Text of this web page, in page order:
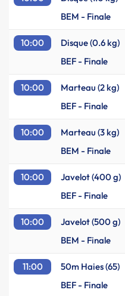
BEM - Finale
10:00 Disque (0.6 kg)
BEF - Finale
10:00 Marteau (2 kg)
BEF - Finale
10:00 Marteau (3 kg)
BEM - Finale
10:00 Javelot (400 g)
BEF - Finale
10:00 Javelot (500 g)
BEM - Finale
11:00 50m Haies (65)
BEF - Finale